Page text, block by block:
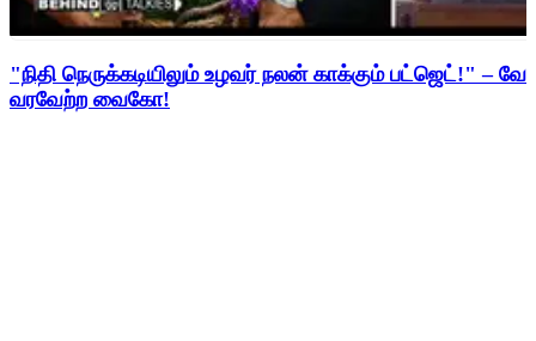
"நிதி நெருக்கடியிலும் உழவர் நலன் காக்கும் பட்ஜெட்!" –
வரவேற்ற வைகோ!